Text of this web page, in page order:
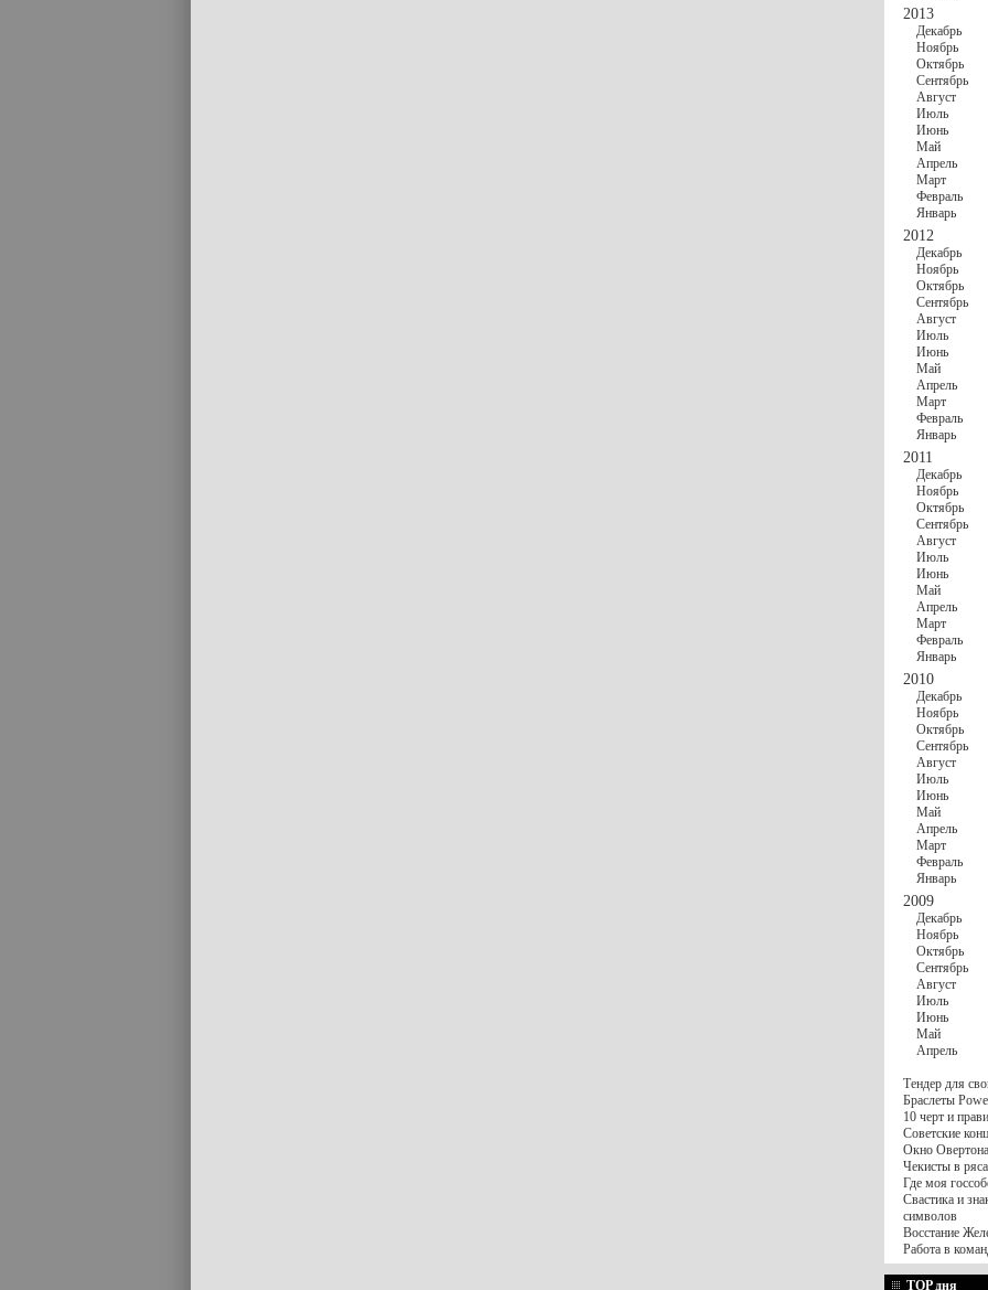
2013
Декабрь
Ноябрь
Октябрь
Сентябрь
Август
Июль
Июнь
Май
Апрель
Март
Февраль
Январь
2012
Декабрь
Ноябрь
Октябрь
Сентябрь
Август
Июль
Июнь
Май
Апрель
Март
Февраль
Январь
2011
Декабрь
Ноябрь
Октябрь
Сентябрь
Август
Июль
Июнь
Май
Апрель
Март
Февраль
Январь
2010
Декабрь
Ноябрь
Октябрь
Сентябрь
Август
Июль
Июнь
Май
Апрель
Март
Февраль
Январь
2009
Декабрь
Ноябрь
Октябрь
Сентябрь
Август
Июль
Июнь
Май
Апрель
Тендер для
Браслеты
10 черт и
Советские
Окно
Чекисты в
Где моя
Свастика и
символов
Восстание
Работа в
TOP дня